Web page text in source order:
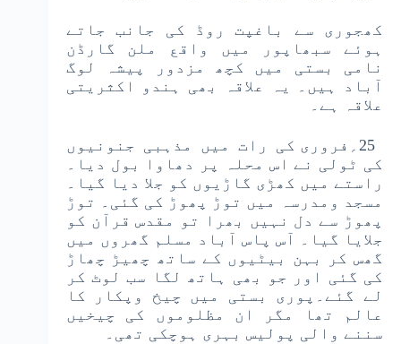
کھجوری سے باغپت روڈ کی جانب جاتے
ہوئے سبھاپور میں واقع ملن گارڈن
نامی بستی میں کچھ مزدور پیشہ لوگ
آباد ہیں۔ یہ علاقہ بھی ہندو اکثریتی
علاقہ ہے۔
25؍فروری کی رات میں مذہبی جنونیوں
کی ٹولی نے اس محلہ پر دھاوا بول دیا۔
راستے میں کھڑی گاڑیوں کو جلا دیا گیا۔
مسجد ومدرسہ میں توڑ پھوڑ کی گئی۔ توڑ
پھوڑ سے دل نہیں بھرا تو مقدس قرآن کو
جلایا گیا۔ آس پاس آباد مسلم گھروں میں
گھس کر بہن بیٹیوں کے ساتھ چھیڑ چھاڑ
کی گئی اور جو بھی ہاتھ لگا سب لوٹ کر
لے گئے۔پوری بستی میں چیخ وپکار کا
عالم تھا مگر ان مظلوموں کی چیخیں
سننے والی پولیس بہری ہوچکی تھی۔